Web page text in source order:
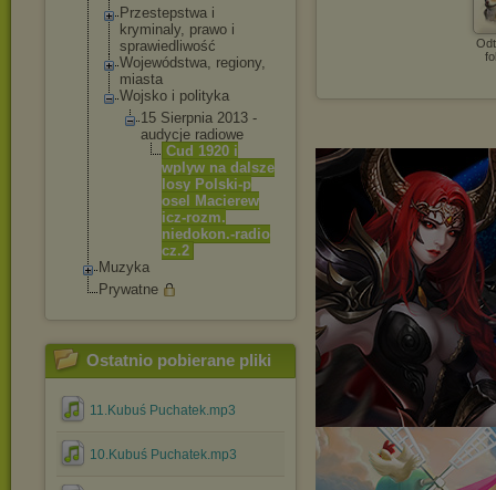
Przestepstwa i
kryminaly, prawo i
sprawiedliwość
Wojewódstwa, regiony,
miasta
Wojsko i polityka
15 Sierpnia 2013 -
audycje radiowe
Cud 1920 i
wplyw na dalsze
losy Polski-p
osel Macierew
icz-rozm.
niedokon.-radio
cz.2
Muzyka
Prywatne
Ostatnio pobierane pliki
11.Kubuś Puchatek.mp3
10.Kubuś Puchatek.mp3